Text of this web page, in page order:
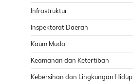
Infrastruktur
Inspektorat Daerah
Kaum Muda
Keamanan dan Ketertiban
Kebersihan dan Lingkungan Hidup